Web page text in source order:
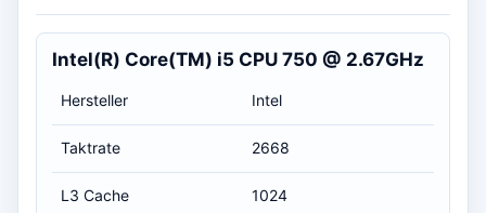
Intel(R) Core(TM) i5 CPU 750 @ 2.67GHz
Hersteller Intel
Taktrate 2668
L3 Cache 1024